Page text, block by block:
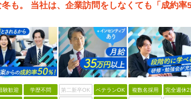
も。 当社は、企業訪問をしなくても「成約率
験歓迎 学歴不問 第二新卒OK ベテランOK 複数名採用 完全週休2